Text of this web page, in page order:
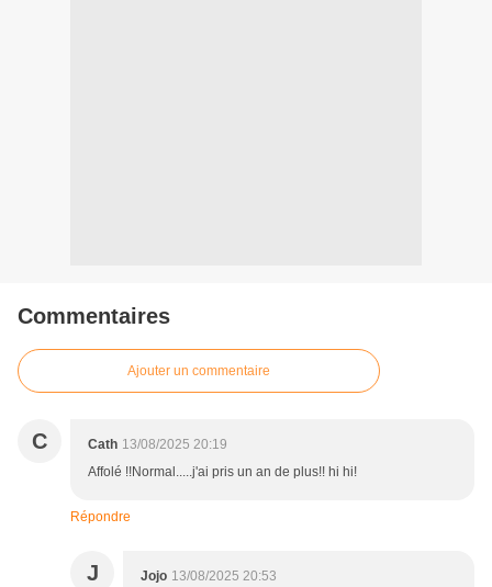
Commentaires
Ajouter un commentaire
C Cath 13/08/2025 20:19
Affolé !!Normal.....j'ai pris un an de plus!! hi hi!
Répondre
J Jojo 13/08/2025 20:53